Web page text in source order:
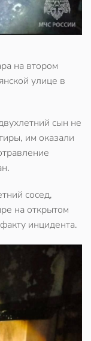
на втором
улице в
сын не
им оказали
сосед,
на открытом
инцидента.